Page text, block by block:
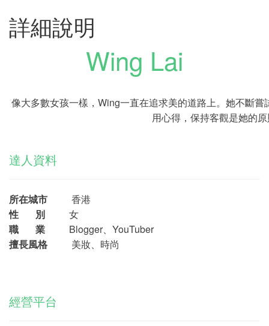
詳細說明
Wing Lai
像大多數女孩一樣，Wing一直在追求美的道路上。她不斷
用心得，保持客觀是她的
達人資料
所在城市 香港
性 別 女
職 業 Blogger、YouTuber
擅長風格 美妝、時尚
經營平台